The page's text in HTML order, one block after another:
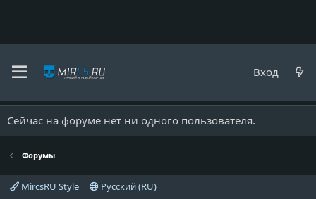
Вход
Форумы
Сейчас на форуме нет ни одного пользователя.
Форумы
MircsRU Style
Русский (RU)